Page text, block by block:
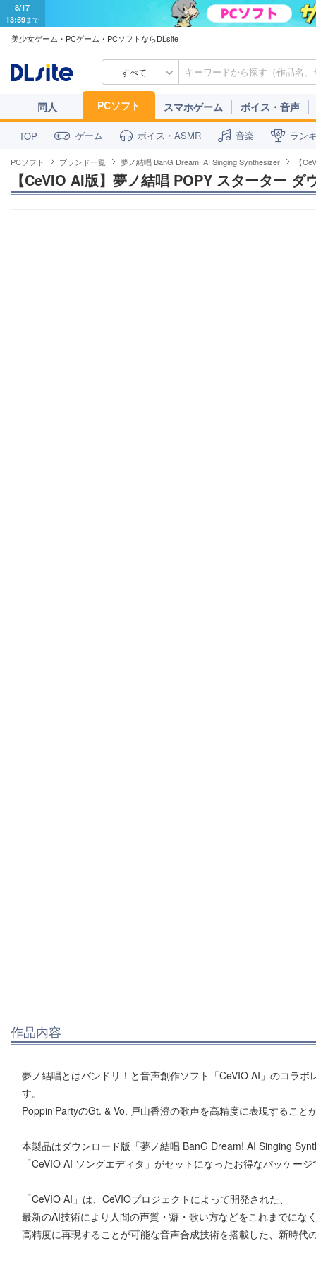
8/17
13:59まで
美少女ゲーム・PCゲーム・PCソフトならDLsite
すべて
同人 PCソフト スマホゲーム ボイス・音声
TOP ゲーム ボイス・ASMR 音楽 ラン
PCソフト ブランド一覧 夢ノ結唱 BanG Dream! AI Singing Synthesizer 【
【CeVIO AI版】夢ノ結唱 POPY スターター ダ
作品内容
夢ノ結唱とはバンドリ！と音声創作ソフト「CeVIO AI」のコラ
す。
Poppin'PartyのGt. & Vo. 戸山香澄の歌声を高精度に表現すること
本製品はダウンロード版「夢ノ結唱 BanG Dream! AI Singing
「CeVIO AI ソングエディタ」がセットになったお得なパッケージ
「CeVIO AI」は、CeVIOプロジェクトによって開発された、
最新のAI技術により人間の声質・癖・歌い方などをこれまでにな
高精度に再現することが可能な音声合成技術を搭載した、新時代